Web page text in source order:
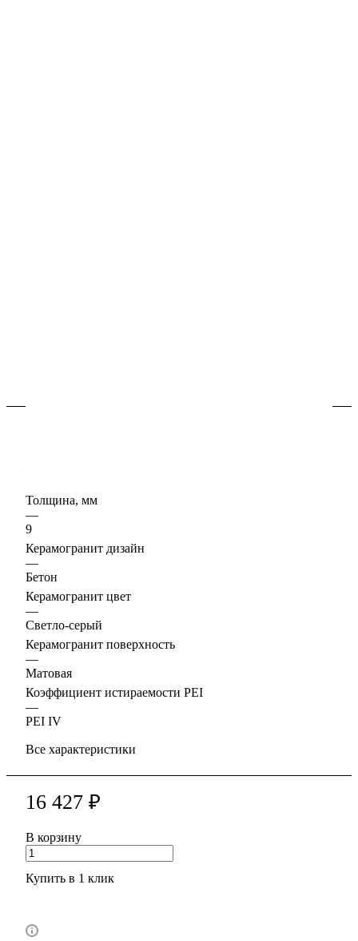
Толщина, мм
—
9
Керамогранит дизайн
—
Бетон
Керамогранит цвет
—
Светло-серый
Керамогранит поверхность
—
Матовая
Коэффициент истираемости PEI
—
PEI IV
Все характеристики
16 427 ₽
В корзину
Купить в 1 клик